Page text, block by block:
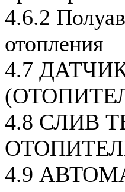
4.6.2
отопления
4.7
4.8 СЛИВ
4.9